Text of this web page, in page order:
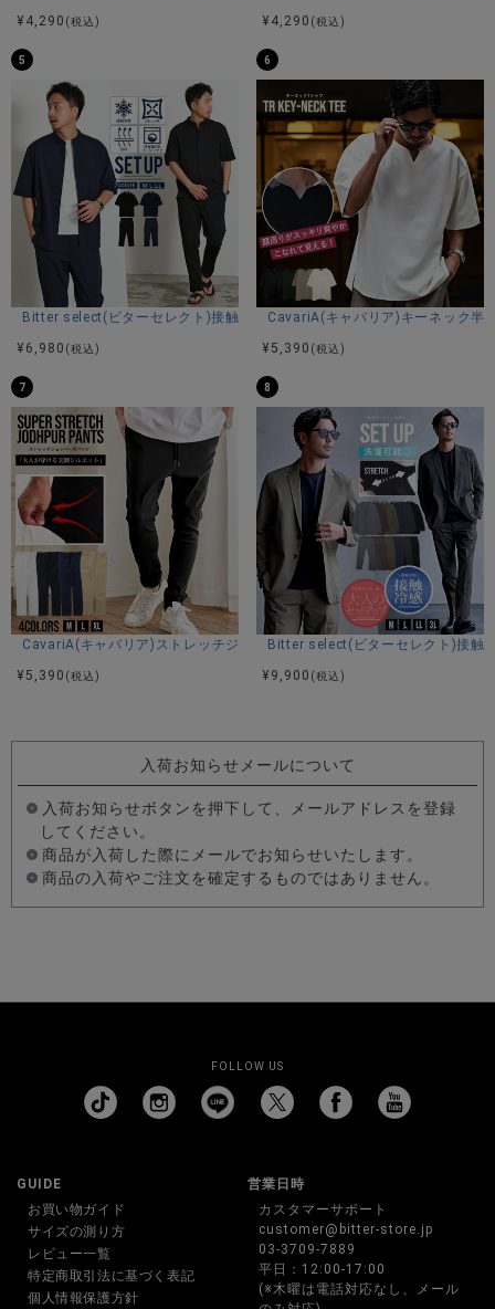
¥ 4,290 (税込)
¥ 4,290 (税込)
5
Bitter select(ビターセレクト)接触冷感スーパーストレッチバンドカラー
¥ 6,980 (税込)
6
CavariA(キャバリア)キーネック半
¥ 5,390 (税込)
7
CavariA(キャバリア)ストレッチジョッパーパンツ/全4色
¥ 5,390 (税込)
8
Bitter select(ビターセレクト)接触
¥ 9,900 (税込)
入荷お知らせメールについて
入荷お知らせボタンを押下して、メールアドレスを登録
してください。
商品が入荷した際にメールでお知らせいたします。
商品の入荷やご注文を確定するものではありません。
FOLLOW US
GUIDE
お買い物ガイド
サイズの測り方
レビュー一覧
特定商取引法に基づく表記
個人情報保護方針
営業日時
カスタマーサポート
customer@bitter-store.jp
03-3709-7889
平日：12:00-17:00
(※木曜は電話対応なし、メール